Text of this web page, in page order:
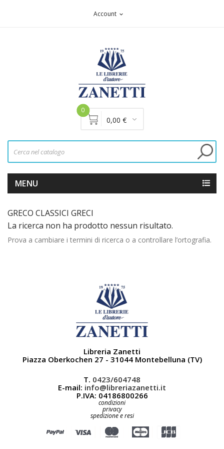
Account expand_more
0
0,00 €
MENU
GRECO CLASSICI GRECI
La ricerca non ha prodotto nessun risultato.
Prova a cambiare i termini di ricerca o a controllare l’ortografia.
Libreria Zanetti
Piazza Oberkochen 27 - 31044 Montebelluna (TV)
T. 0423/604748
E-mail: info@libreriazanetti.it
P.IVA: 04186800266
condizioni
privacy
spedizione e resi